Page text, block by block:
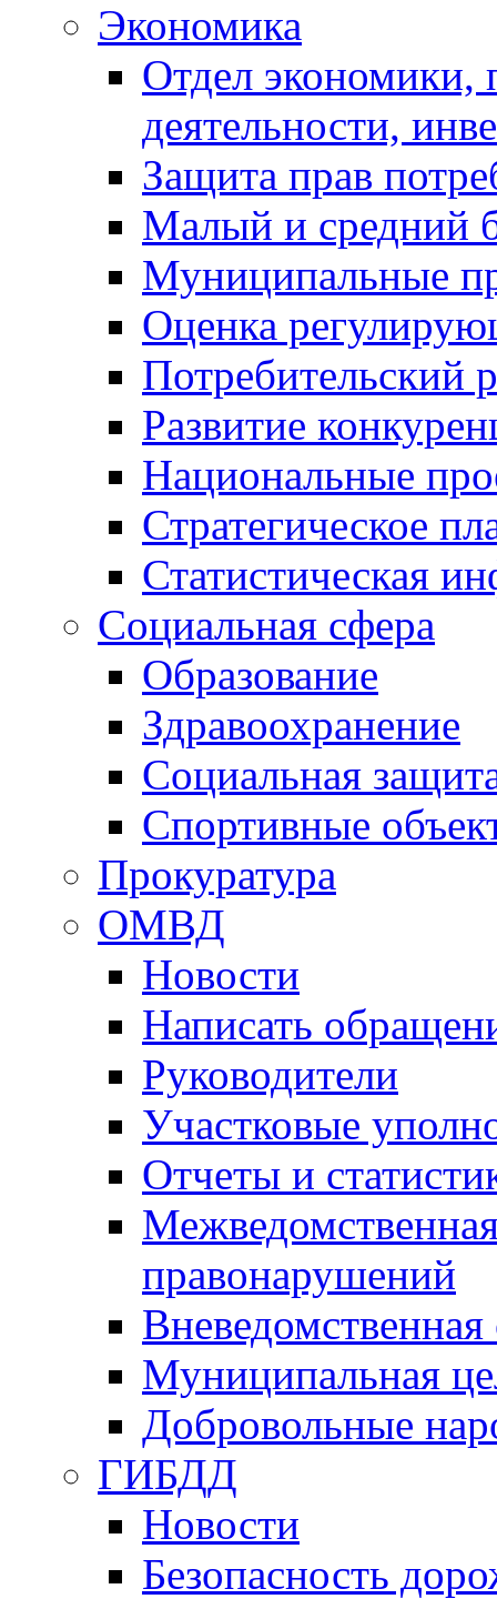
Экономика
Отдел экономики,
деятельности,
Защита прав
Малый и средний
Муниципальные
Оценка
Потребительский
Развитие
Национальные
Стратегическое
Статистическая
Социальная сфера
Образование
Здравоохранение
Социальная
Спортивные
Прокуратура
ОМВД
Новости
Написать
Руководители
Участковые
Отчеты и
правонарушений
Вневедомственная
Муниципальная
Добровольные
ГИБДД
Новости
Безопасность